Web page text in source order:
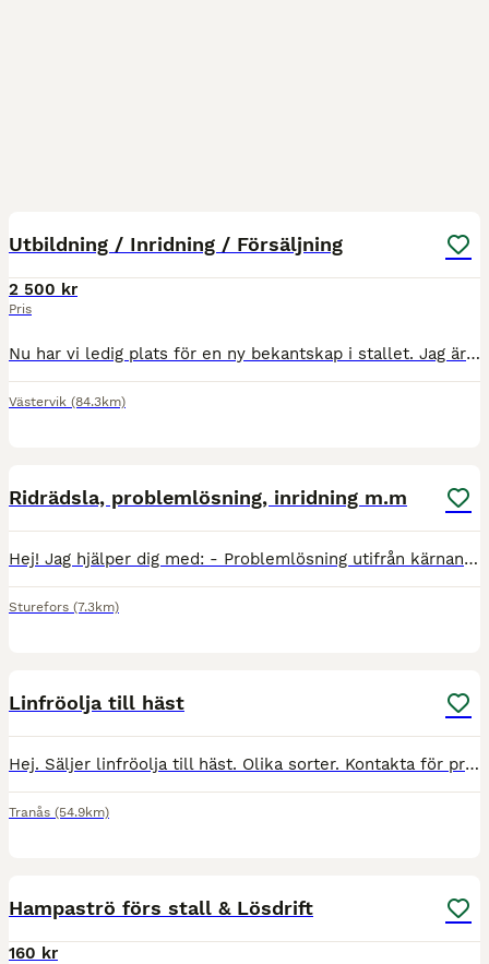
Utbildning / Inridning / Försäljning
2 500 kr
Pris
Nu har vi ledig plats för en ny bekantskap i stallet. Jag är examinerad Beridare och diplomerad Unghästutbildare från Flyinge. Tilldelades även på Flyinge ett Talangstipendie för lovande ryttare. Tävl
Västervik (84.3km)
Ridrädsla, problemlösning, inridning m.m
Hej! Jag hjälper dig med: - Problemlösning utifrån kärnan, alla sorters problem (många har bett om hjälp tidigare men inte fått den hjälp de behöver). - Ridlektion, inridning och förberedelser - Las
Sturefors (7.3km)
Linfröolja till häst
Hej. Säljer linfröolja till häst. Olika sorter. Kontakta för pris. Frakt tillkommer. Med vänliga hälsningar.
Tranås (54.9km)
Hampaströ förs stall & Lösdrift
160 kr